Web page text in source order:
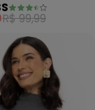
R$ 99,99